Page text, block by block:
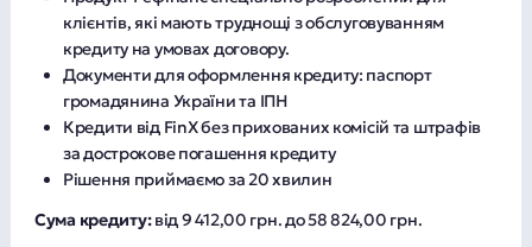
клієнтів, які мають труднощі з обслуговуванням
кредиту на умовах договору.
Документи для оформлення кредиту: паспорт
громадянина України та ІПН
Кредити від FinX без прихованих комісій та штрафів
за дострокове погашення кредиту
Рішення приймаємо за 20 хвилин
Сума кредиту:від 9 412,00 грн. до 58 824,00 грн.